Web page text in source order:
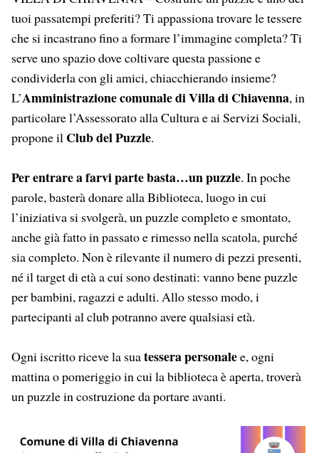
tuoi passatempi preferiti? Ti appassiona trovare le tessere
che si incastrano fino a formare l’immagine completa? Ti
serve uno spazio dove coltivare questa passione e
condividerla con gli amici, chiacchierando insieme?
L’Amministrazione comunale di Villa di Chiavenna, in
particolare l’Assessorato alla Cultura e ai Servizi Sociali,
propone il Club del Puzzle.
Per entrare a farvi parte basta…un puzzle. In poche
parole, basterà donare alla Biblioteca, luogo in cui
l’iniziativa si svolgerà, un puzzle completo e smontato,
anche già fatto in passato e rimesso nella scatola, purché
sia completo. Non è rilevante il numero di pezzi presenti,
né il target di età a cui sono destinati: vanno bene puzzle
per bambini, ragazzi e adulti. Allo stesso modo, i
partecipanti al club potranno avere qualsiasi età.
Ogni iscritto riceve la suatessera personalee, ogni
mattina o pomeriggio in cui la biblioteca è aperta, troverà
un puzzle in costruzione da portare avanti.